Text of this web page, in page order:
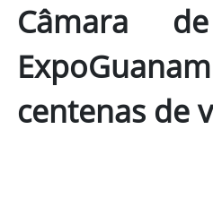
Câmara
centenas de